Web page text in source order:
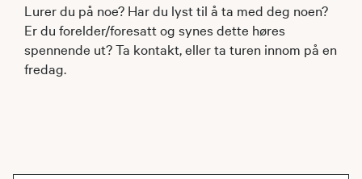
Lurer du på noe? Har du lyst til å ta med deg noen?
Er du forelder/foresatt og synes dette høres
spennende ut? Ta kontakt, eller ta turen innom på en
fredag.